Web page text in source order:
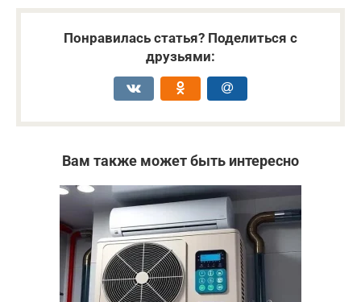
Понравилась статья? Поделиться с
друзьями:
Вам также может быть интересно